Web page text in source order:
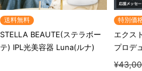
送料無料
STELLA BEAUTE(ステラボー
テ) IPL光美容器 Luna(ルナ)
特別価
エクス
プロデ